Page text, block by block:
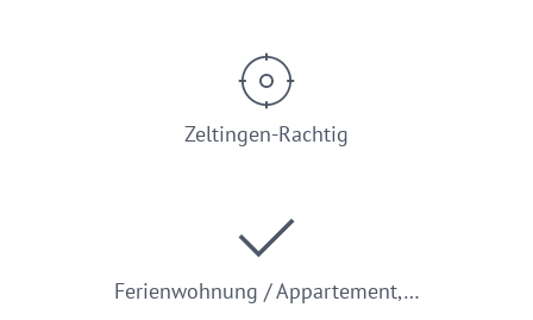
Zeltingen-Rachtig
Ferienwohnung / Appartement,…